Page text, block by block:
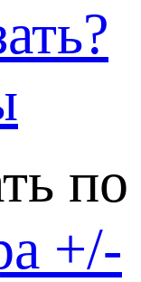
по
+/-